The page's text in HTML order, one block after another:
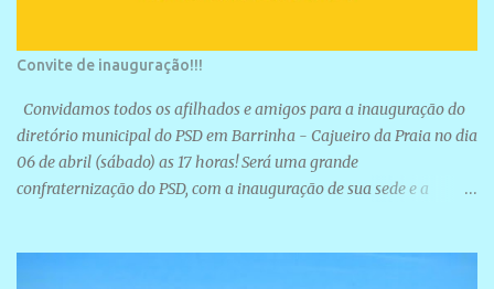
Convite de inauguração!!!
Convidamos todos os afilhados e amigos para a inauguração do
diretório municipal do PSD em Barrinha - Cajueiro da Praia no dia
06 de abril (sábado) as 17 horas! Será uma grande
confraternização do PSD, com a inauguração de sua sede e a